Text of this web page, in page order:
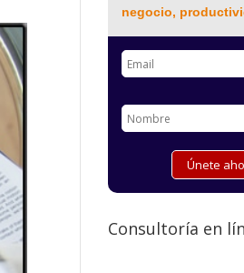
negocio,
Consultoría en